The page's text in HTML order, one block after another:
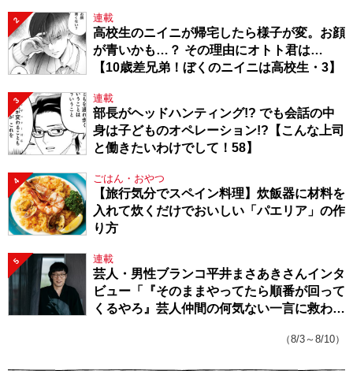
2 連載
高校生のニイニが帰宅したら様子が変。お顔
が青いかも…？ その理由にオトト君は…
【10歳差兄弟！ぼくのニイニは高校生・3】
3 連載
部長がヘッドハンティング!? でも会話の中
身は子どものオペレーション!?【こんな上司
と働きたいわけでして！58】
4 ごはん・おやつ
【旅行気分でスペイン料理】炊飯器に材料を
入れて炊くだけでおいしい「パエリア」の作
り方
5 連載
芸人・男性ブランコ平井まさあきさんインタ
ビュー「『そのままやってたら順番が回って
くるやろ』芸人仲間の何気ない一言に救われ
（8/3～8/10）